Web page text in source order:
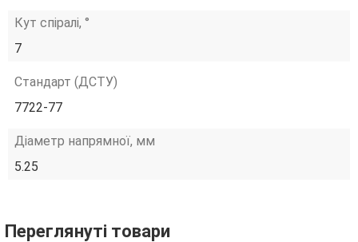
Кут спіралі, °
7
Стандарт (ДСТУ)
7722-77
Діаметр напрямної, мм
5.25
Переглянуті товари